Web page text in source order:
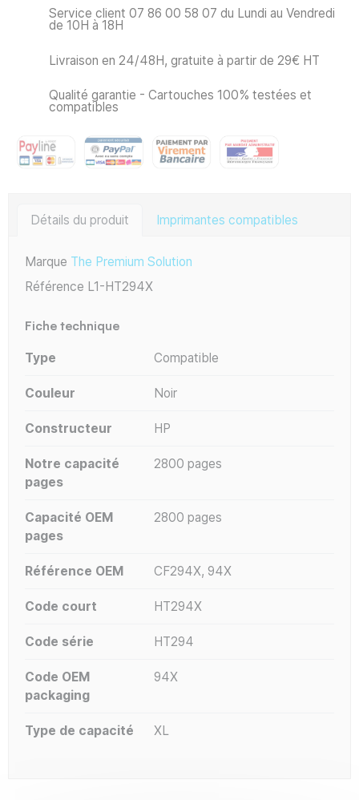
Service client 07 86 00 58 07 du Lundi au Vendredi
de 10H à 18H
Livraison en 24/48H, gratuite à partir de 29€ HT
Qualité garantie - Cartouches 100% testées et
compatibles
Détails du produit Imprimantes compatibles
Marque The Premium Solution
Référence L1-HT294X
Fiche technique
Type Compatible
Couleur Noir
Constructeur HP
Notre capacité
pages
2800 pages
Capacité OEM
pages
2800 pages
Référence OEM CF294X, 94X
Code court HT294X
Code série HT294
Code OEM
packaging
94X
Type de capacité XL